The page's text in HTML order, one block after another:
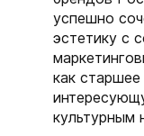
успешно
эстетику с
как
культурным